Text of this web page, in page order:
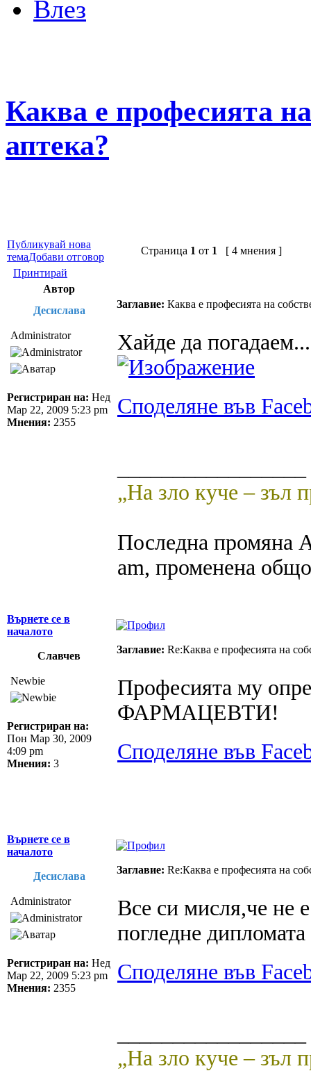
Влез
Каква е професията
аптека?
Публикувай нова
темаДобави отговор
Страница 1 от 1
[ 4 мнения ]
Принтирай
Автор
Десислава
Заглавие: Каква е професията на
Administrator
Регистриран на: Нед
Мар 22, 2009 5:23 pm
Мнения: 2355
Хайде да
Споделяне във
„На зло куче – зъл
Последна промяна
am, променена
Върнете се в
началото
Славчев
Заглавие: Re:Каква е професията на
Newbie
Регистриран на:
Пон Мар 30, 2009
4:09 pm
Мнения: 3
Професията му
ФАРМАЦЕВТИ!
Споделяне във
Върнете се в
началото
Десислава
Заглавие: Re:Каква е професията на
Administrator
Регистриран на: Нед
Мар 22, 2009 5:23 pm
Мнения: 2355
Все си мисля,че не
погледне
Споделяне във
„На зло куче – зъл